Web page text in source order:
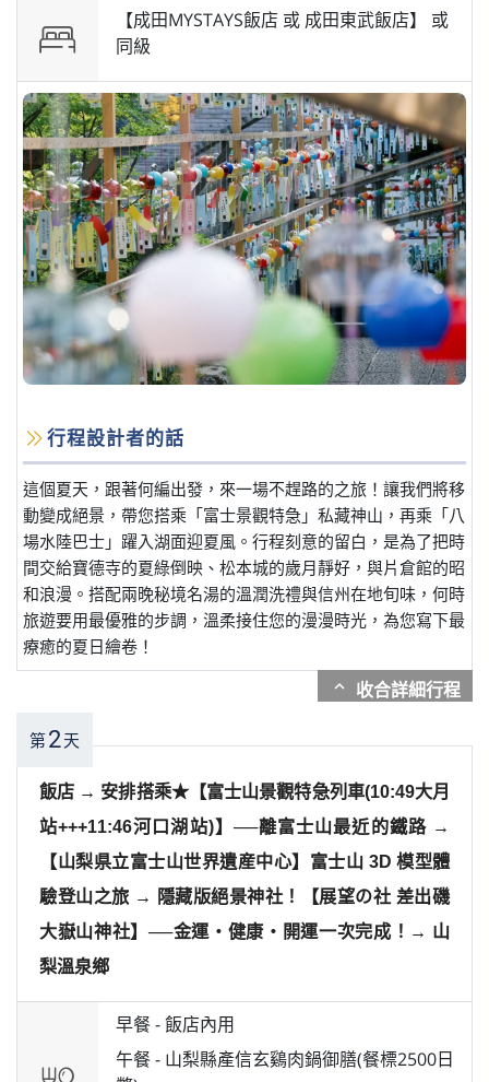
【成田MYSTAYS飯店 或 成田東武飯店】 或
同級
行程設計者的話
這個夏天，跟著何編出發，來一場不趕路的之旅！讓我們將移
動變成絕景，帶您搭乘「富士景觀特急」私藏神山，再乘「八
場水陸巴士」躍入湖面迎夏風。行程刻意的留白，是為了把時
間交給寶德寺的夏綠倒映、松本城的歲月靜好，與片倉館的昭
和浪漫。搭配兩晚秘境名湯的溫潤洗禮與信州在地旬味，何時
旅遊要用最優雅的步調，溫柔接住您的漫漫時光，為您寫下最
療癒的夏日繪卷！
expand_more
第2天
飯店 → 安排搭乘★【富士山景觀特急列車(10:49大月
站+++11:46河口湖站)】──離富士山最近的鐵路 →
【山梨県立富士山世界遺産中心】富士山 3D 模型體
驗登山之旅 → 隱藏版絕景神社！【展望の社 差出磯
大嶽山神社】──金運・健康・開運一次完成！→ 山
梨溫泉鄉
早餐 -飯店內用
午餐 - 山梨縣產信玄鷄肉鍋御膳(餐標2500日